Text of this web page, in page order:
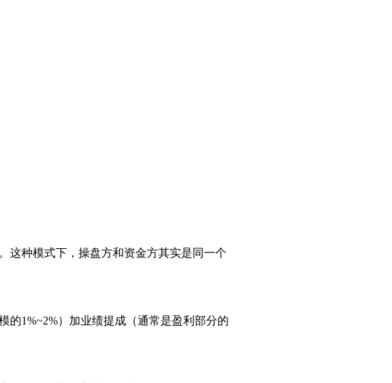
这种模式下，操盘方和资金方其实是同一个
1%~2%）加业绩提成（通常是盈利部分的